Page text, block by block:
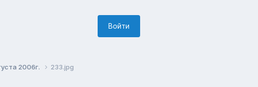
Войти
2006г. 233.jpg